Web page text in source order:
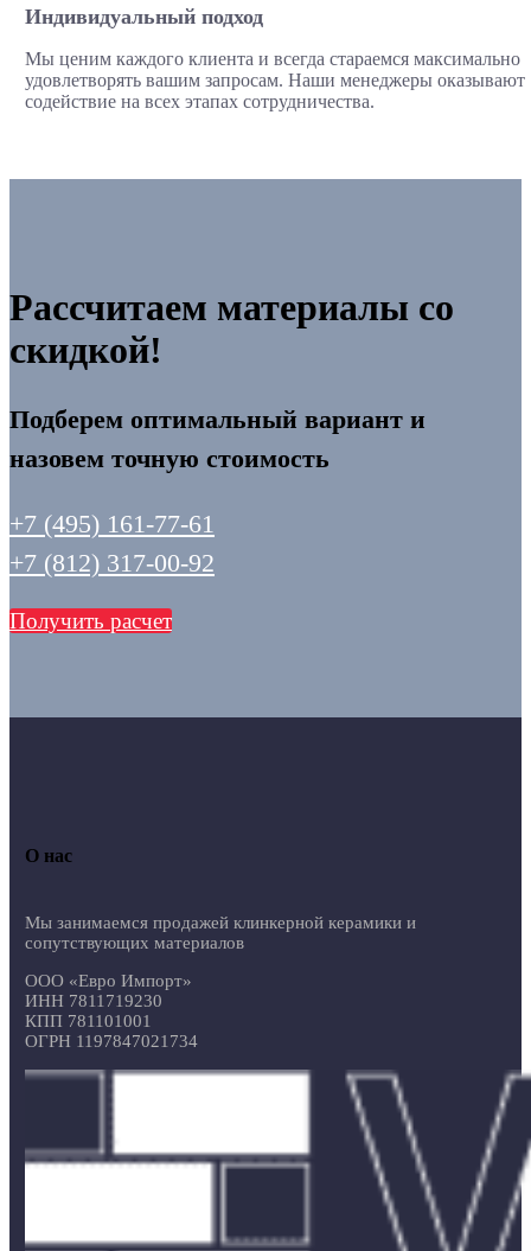
Индивидуальный подход
Мы ценим каждого клиента и всегда стараемся максимально
удовлетворять вашим запросам. Наши менеджеры оказывают
содействие на всех этапах сотрудничества.
Рассчитаем материалы со
скидкой!
Подберем оптимальный вариант и
назовем точную стоимость
+7 (495) 161-77-61
+7 (812) 317-00-92
Получить расчет
О нас
Мы занимаемся продажей клинкерной керамики и
сопутствующих материалов
ООО «Евро Импорт»
ИНН 7811719230
КПП 781101001
ОГРН 1197847021734